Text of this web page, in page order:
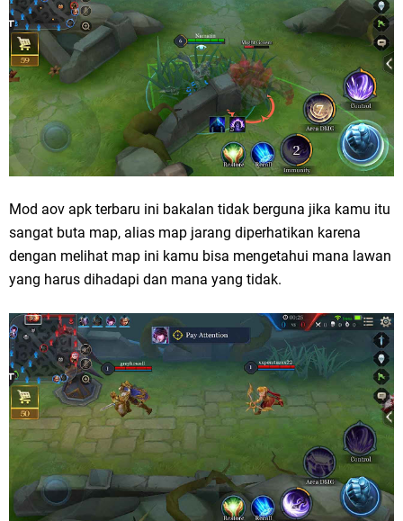
Mod aov apk terbaru ini bakalan tidak berguna jika kamu itu
sangat buta map, alias map jarang diperhatikan karena
dengan melihat map ini kamu bisa mengetahui mana lawan
yang harus dihadapi dan mana yang tidak.